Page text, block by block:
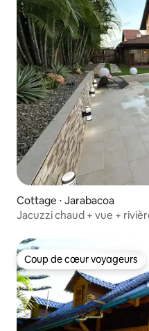
Cottage ⋅ Jarabacoa
Jacuzzi chaud + vue +
Coup de cœur voyageurs
Coup de cœur voyageurs